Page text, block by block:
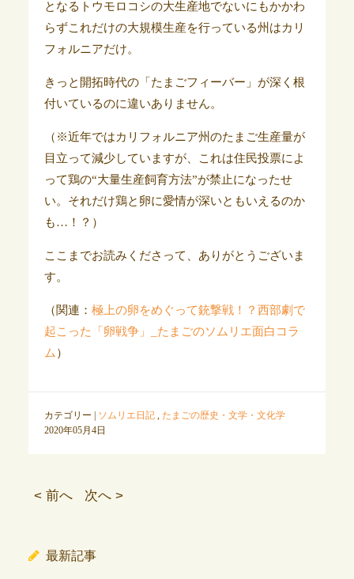
となるトウモロコシの大生産地でないにもかかわ
らずこれだけの大規模生産を行っている州はカリ
フォルニアだけ。
きっと開拓時代の「たまごフィーバー」が深く根
付いているのに違いありません。
（※近年ではカリフォルニア州のたまご生産量が
目立って減少していますが、これは住民投票によ
って鶏の“大量生産飼育方法”が禁止になったせ
い。それだけ鶏と卵に愛情が深いともいえるのか
も…！？）
ここまでお読みくださって、ありがとうございま
す。
（関連： 極上の卵をめぐって銃撃戦！？西部劇で
起こった「卵戦争」_たまごのソムリエ面白コラ
ム ）
カテゴリー | ソムリエ日記, たまごの歴史・文学・文化学
2020年05月4日
< 前へ 次へ >
最新記事